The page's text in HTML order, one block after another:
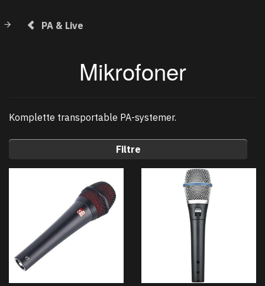
PA & Live
Mikrofoner
Komplette transportable PA-systemer.
Filtre